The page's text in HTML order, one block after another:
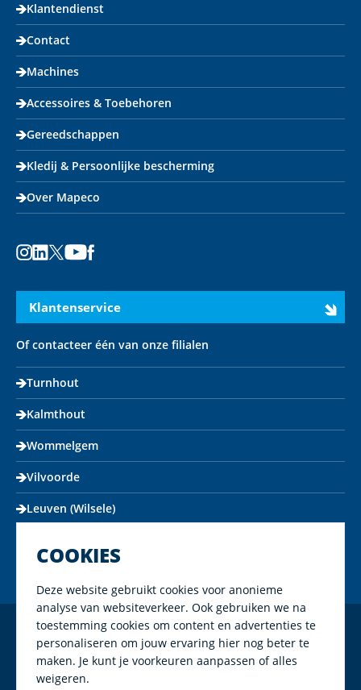
Klantendienst
Contact
Machines
Accessoires & Toebehoren
Gereedschappen
Kledij & Persoonlijke bescherming
Over Mapeco
Klantenservice
Of contacteer één van onze filialen
Turnhout
Kalmthout
Wommelgem
Vilvoorde
Leuven (Wilsele)
Copyright Mapeco 2026
Algemene voorwaarden
COOKIES
Deze website gebruikt cookies voor anonieme
analyse van websiteverkeer. Ook gebruiken we na
toestemming cookies om content en advertenties te
personaliseren om jouw ervaring hier nog beter te
maken. Je kunt je voorkeuren aanpassen of alles
weigeren.